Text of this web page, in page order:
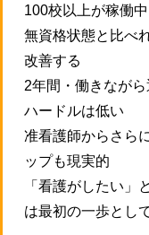
100校以上が稼働中
無資格状態と比べ
改善する
2年間・働きなが
ハードルは低い
准看護師からさら
ップも現実的
「看護がしたい」
は最初の一歩とし